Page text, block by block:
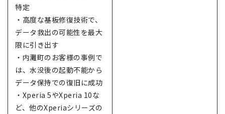
特定
・高度な基板修復技術で、
データ救出の可能性を最大
限に引き出す
・内灘町のお客様の事例で
は、水没後の起動不能から
データ保持での復旧に成功
・Xperia 5やXperia 10な
ど、他のXperiaシリーズの